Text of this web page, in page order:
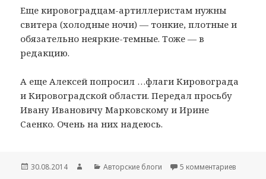
Еще кировоградцам-артиллеристам нужны
свитера (холодные ночи) — тонкие, плотные и
обязательно неяркие-темные. Тоже — в
редакцию.
А еще Алексей попросил …флаги Кировограда
и Кировоградской области. Передал просьбу
Ивану Ивановичу Марковскому и Ирине
Саенко. Очень на них надеюсь.
Опубликовано
30.08.2014 АвторРубрики
Авторские блоги 5 комментариев